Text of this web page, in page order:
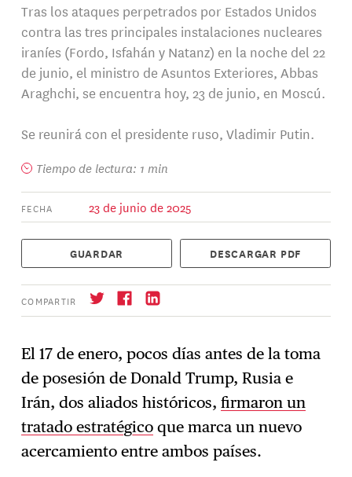
Tras los ataques perpetrados por Estados Unidos
contra las tres principales instalaciones nucleares
iraníes (Fordo, Isfahán y Natanz) en la noche del 22
de junio, el ministro de Asuntos Exteriores, Abbas
Araghchi, se encuentra hoy, 23 de junio, en Moscú.
Se reunirá con el presidente ruso, Vladimir Putin.
Tiempo de lectura: 1 min
FECHA 23 de junio de 2025
GUARDAR DESCARGAR PDF
COMPARTIR
→ Suscríbase
El 17 de enero, pocos días antes de la toma
de posesión de Donald Trump, Rusia e
Irán, dos aliados históricos,firmaron un
tratado estratégico que marca un nuevo
acercamiento entre ambos países.